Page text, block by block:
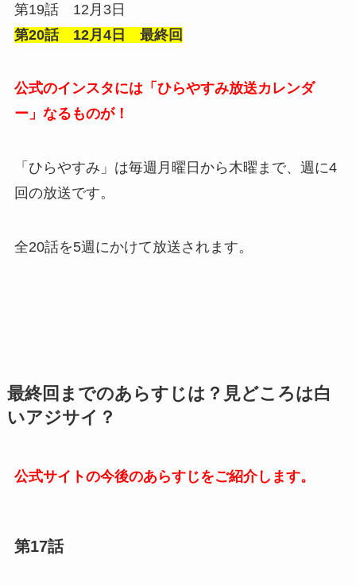
第19話 12月3日
第20話 12月4日 最終回
公式のインスタには「ひらやすみ放送カレンダ
ー」なるものが！
「ひらやすみ」は毎週月曜日から木曜まで、週に4
回の放送です。
全20話を5週にかけて放送されます。
最終回までのあらすじは？見どころは白
いアジサイ？
公式サイトの今後のあらすじをご紹介します。
第17話